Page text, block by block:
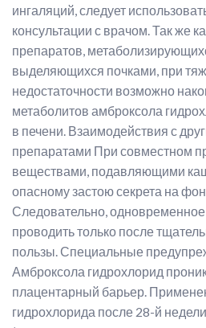
ингаляций, следует
консультации с врачом. Так же
препаратов,
выделяющихся почками, при
недостаточности возможно
метаболитов амброксола
в печени. Взаимодействия с
препаратами При совместном
веществами, подавляющими
опасному застою секрета на
Следовательно,
проводить только после
пользы. Специальные
Амброксола гидрохлорид
плацентарный барьер.
гидрохлорида после 28-й